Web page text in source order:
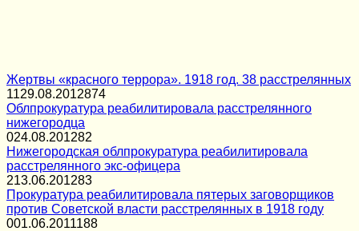
Жертвы «красного террора». 1918 год. 38 расстрелянных
1129.08.2012874
Облпрокуратура реабилитировала расстрелянного
нижегородца
024.08.201282
Нижегородская облпрокуратура реабилитировала
расстрелянного экс-офицера
213.06.201283
Прокуратура реабилитировала пятерых заговорщиков
против Советской власти расстрелянных в 1918 году
001.06.2011188